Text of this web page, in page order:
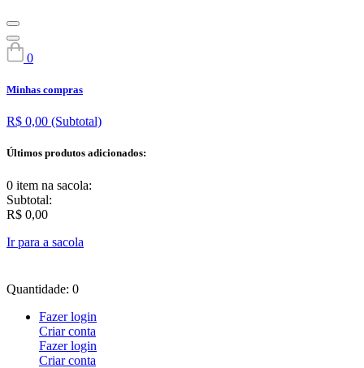
0
Minhas compras
R$ 0,00 (Subtotal)
Últimos produtos adicionados:
0 item na sacola:
Subtotal:
R$ 0,00
Ir para a sacola
Quantidade: 0
Fazer login
Criar conta
Fazer login
Criar conta